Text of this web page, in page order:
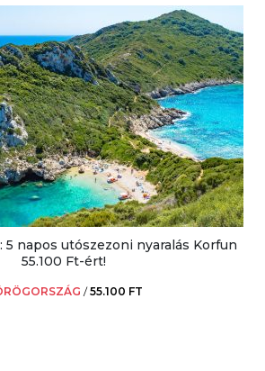
5 napos utószezoni nyaralás Korfun
55.100 Ft-ért!
/55.100 FT